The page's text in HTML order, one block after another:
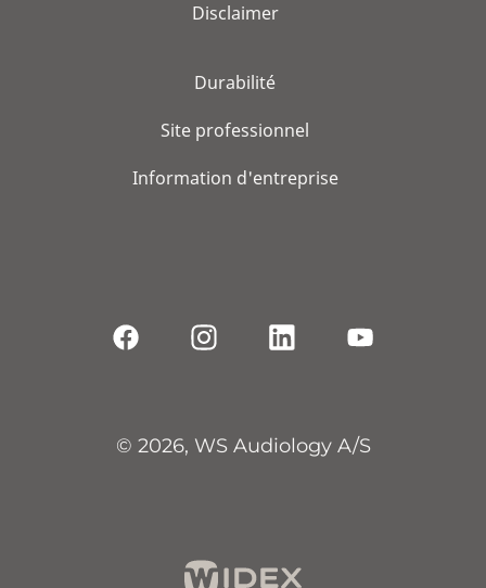
Disclaimer
Durabilité
Site professionnel
Information d'entreprise
© 2026, WS Audiology A/S